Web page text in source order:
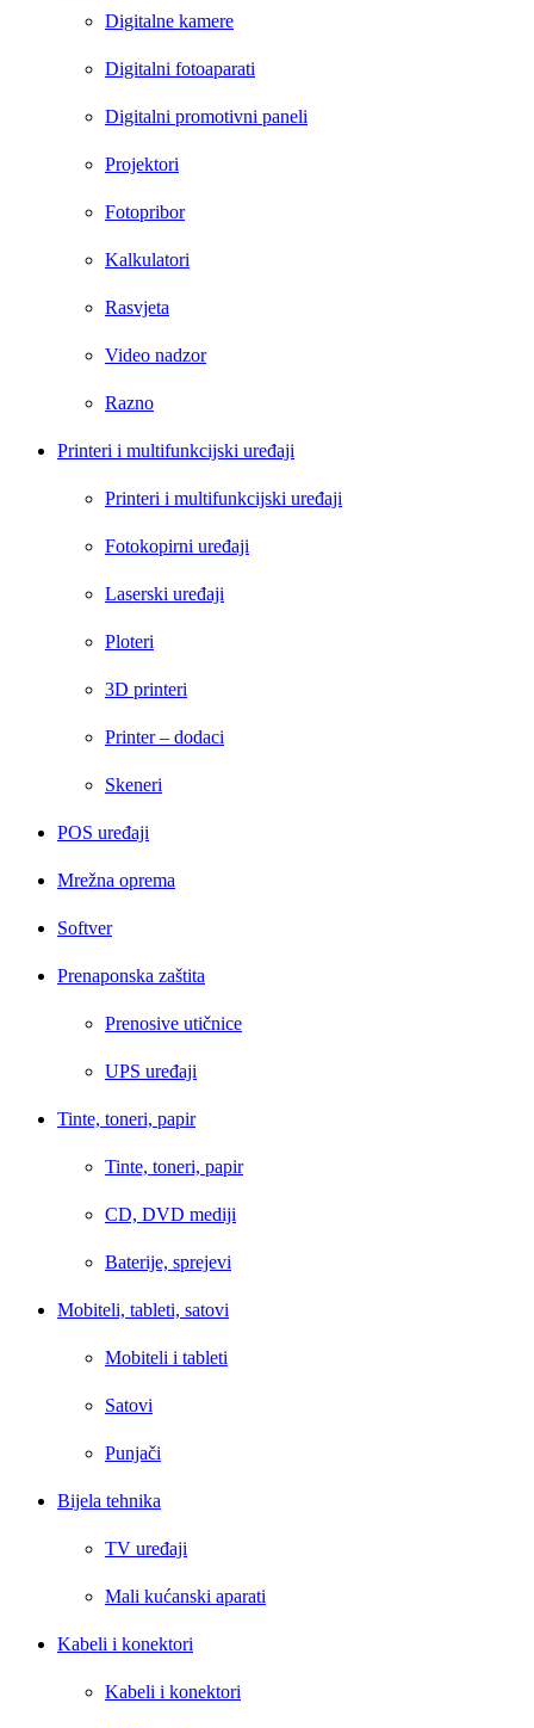
Digitalne kamere
Digitalni fotoaparati
Digitalni promotivni paneli
Projektori
Fotopribor
Kalkulatori
Rasvjeta
Video nadzor
Razno
Printeri i multifunkcijski uređaji
Printeri i multifunkcijski uređaji
Fotokopirni uređaji
Laserski uređaji
Ploteri
3D printeri
Printer – dodaci
Skeneri
POS uređaji
Mrežna oprema
Softver
Prenaponska zaštita
Prenosive utičnice
UPS uređaji
Tinte, toneri, papir
Tinte, toneri, papir
CD, DVD mediji
Baterije, sprejevi
Mobiteli, tableti, satovi
Mobiteli i tableti
Satovi
Punjači
Bijela tehnika
TV uređaji
Mali kućanski aparati
Kabeli i konektori
Kabeli i konektori